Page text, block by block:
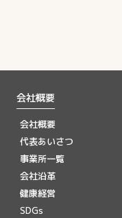
会社概要
会社概要
代表あいさつ
事業所一覧
会社沿革
健康経営
SDGs